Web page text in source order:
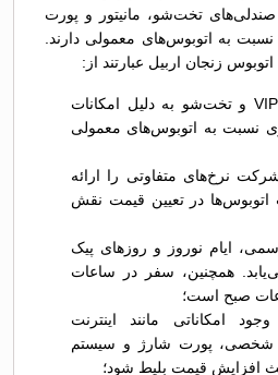
صندلی‌های تخت‌شو، مانیتور و پورت
نسبت به اتوبوس‌های معمولی دارند.
زنجان اربیل عبارتند از:
نوع اتوبوس: اتوبوس‌های VIP و تخت‌شو به دلیل امکانات
نسبت به اتوبوس‌های معمولی
نرخ‌های متفاوتی را ارائه
در تعیین قیمت نقش
ایام نوروز و روزهای پیک
همچنین، سفر در ساعات
صبح است؛
امکاناتی مانند اینترنت
شخصی، پورت شارژ و سیستم
افزایش قیمت بلیط شود؛